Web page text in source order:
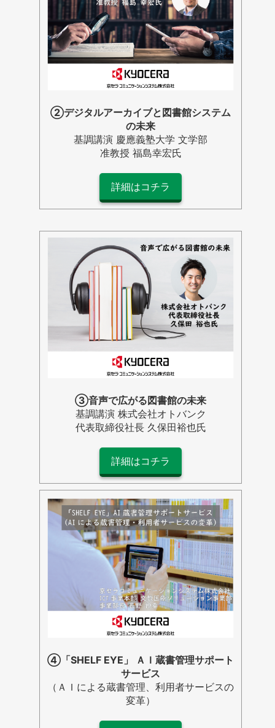
➁デジタルアーカイブと図書館システム
の未来
基調講演 慶應義塾大学 文学部
准教授 福島幸宏氏
詳細はコチラ
③音声で広がる図書館の未来
基調講演 株式会社オトバンク
代表取締役社長 久保田裕也氏
詳細はコチラ
④「SHELF EYE」 ＡＩ蔵書管理サポート
サービス
（ＡＩによる蔵書管理、利用者サービスの
変革）